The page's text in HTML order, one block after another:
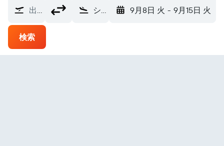
出発地 シシミュート空港 (JHS) 9月8日 火 - 9月15日 火
検索